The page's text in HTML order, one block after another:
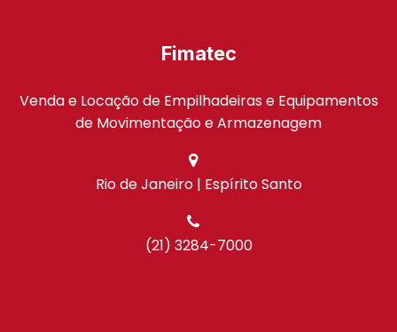
Fimatec
Venda e Locação de Empilhadeiras e Equipamentos
de Movimentação e Armazenagem
Rio de Janeiro | Espírito Santo
(21) 3284-7000